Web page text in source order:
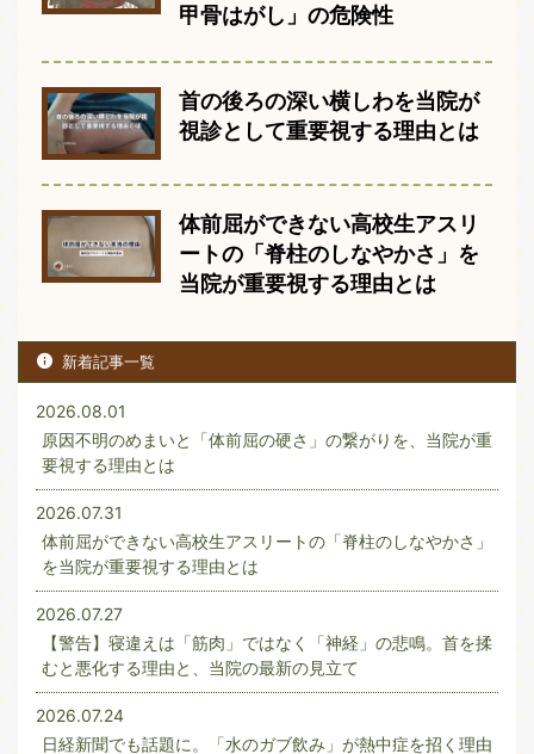
甲骨はがし」の危険性
首の後ろの深い横しわを当院が
視診として重要視する理由とは
体前屈ができない高校生アスリ
ートの「脊柱のしなやかさ」を
当院が重要視する理由とは
新着記事一覧
2026.08.01
原因不明のめまいと「体前屈の硬さ」の繋がりを、当院が重
要視する理由とは
2026.07.31
体前屈ができない高校生アスリートの「脊柱のしなやかさ」
を当院が重要視する理由とは
2026.07.27
【警告】寝違えは「筋肉」ではなく「神経」の悲鳴。首を揉
むと悪化する理由と、当院の最新の見立て
2026.07.24
日経新聞でも話題に。「水のガブ飲み」が熱中症を招く理由